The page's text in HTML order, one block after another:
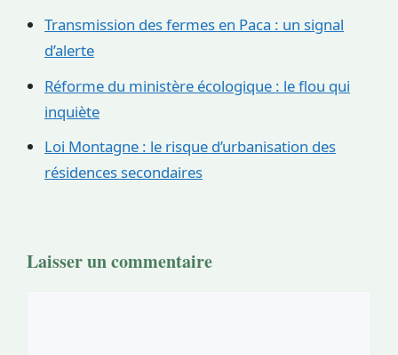
Transmission des fermes en Paca : un signal
d’alerte
Réforme du ministère écologique : le flou qui
inquiète
Loi Montagne : le risque d’urbanisation des
résidences secondaires
Laisser un commentaire